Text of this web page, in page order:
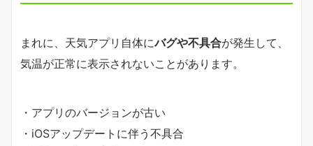
まれに、天気アプリ自体にバグや不具合が発生して、
気温が正常に表示されないことがあります。
・アプリのバージョンが古い
・iOSアップデートに伴う不具合